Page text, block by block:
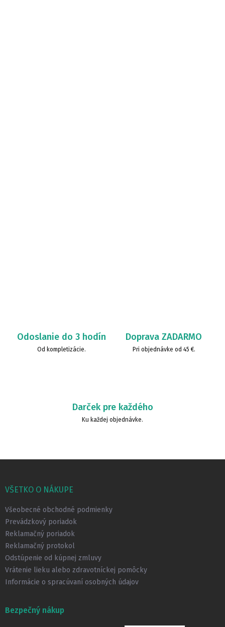
Odoslanie do 3 hodín
Od kompletizácie.
Doprava ZADARMO
Pri objednávke od 45 €.
Darček pre každého
Ku každej objednávke.
pVŠETKO O NÁKUPE
Všeobecné obchodné podmienky
Prevádzkový poriadok
Reklamačný poriadok
Reklamačný protokol
Odstúpenie od kúpnej zmluvy
Vrátenie lieku alebo zdravotníckej pomôcky
Informácie o spracúvaní osobných údajov
Bezpečný nákup